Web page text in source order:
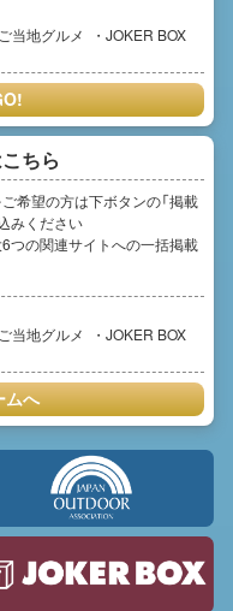
ご当地グルメ
JOKER BOX
ちら
希望の方は下ボタンの「掲載
みください
つの関連サイトへの一括掲載
ご当地グルメ
JOKER BOX
ムへ